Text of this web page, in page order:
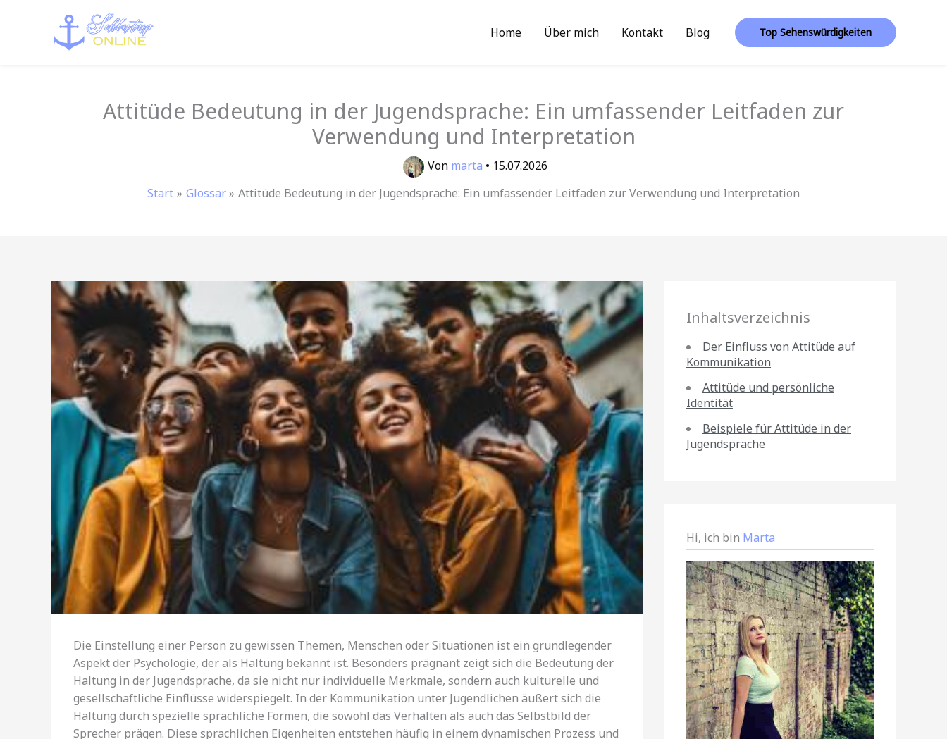
Home Über mich Kontakt Blog Top Sehenswürdigkeiten
Attitüde Bedeutung in der Jugendsprache: Ein umfassender Leitfaden zur
Verwendung und Interpretation
Von marta • 15.07.2026
Start
Glossar Attitüde Bedeutung in der Jugendsprache: Ein umfassender Leitfaden zur Verwendung und Interpretation
Die Einstellung einer Person zu gewissen Themen, Menschen oder Situationen ist ein grundlegender
Aspekt der Psychologie, der als Haltung bekannt ist. Besonders prägnant zeigt sich die Bedeutung der
Haltung in der Jugendsprache, da sie nicht nur individuelle Merkmale, sondern auch kulturelle und
gesellschaftliche Einflüsse widerspiegelt. In der Kommunikation unter Jugendlichen äußert sich die
Haltung durch spezielle sprachliche Formen, die sowohl das Verhalten als auch das Selbstbild der
Sprecher prägen. Diese sprachlichen Eigenheiten entstehen häufig in einem dynamischen Prozess und
Inhaltsverzeichnis
Der Einfluss von Attitüde auf
Kommunikation
Attitüde und persönliche
Identität
Beispiele für Attitüde in der
Jugendsprache
Hi, ich bin Marta